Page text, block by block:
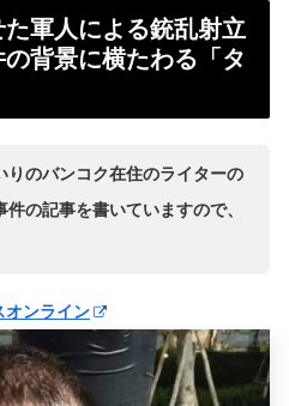
軍人による銃乱射立
背景に横たわる「タ
りのバンコク在住のライターの
の記事を書いていますので、
オンライン